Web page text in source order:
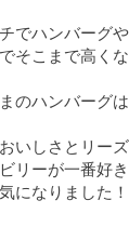
でハンバーグ
そこまで高く
のハンバーグ
いしさとリー
リーが一番好き
になりました